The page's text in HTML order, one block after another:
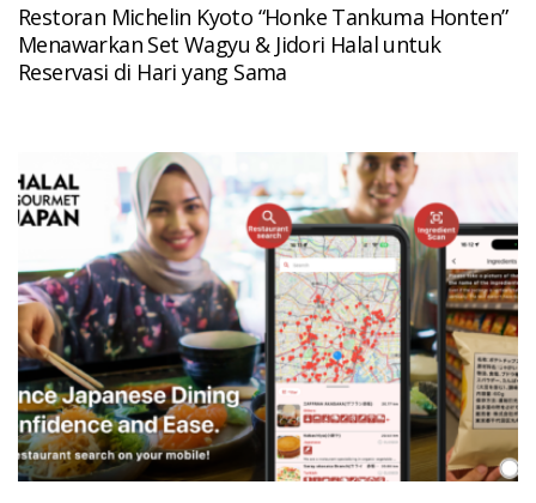
Restoran Michelin Kyoto “Honke Tankuma Honten”
Menawarkan Set Wagyu & Jidori Halal untuk
Reservasi di Hari yang Sama